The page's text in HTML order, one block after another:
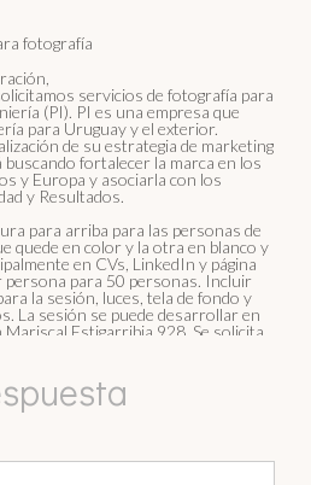
fotografía
servicios de fotografía para
(PI). PI es una empresa que
para Uruguay y el exterior.
de su estrategia de marketing
fortalecer la marca en los
y Europa y asociarla con los
y Resultados.
para arriba para las personas de
quede en color y la otra en blanco y
en CVs, LinkedIn y página
para 50 personas. Incluir
la sesión, luces, tela de fondo y
La sesión se puede desarrollar en
Estigarribia 928. Se solicita
más chicas en el futuro, pero
Es para los ingresos nuevos a la
para 5 personas por sesión.
team
people/